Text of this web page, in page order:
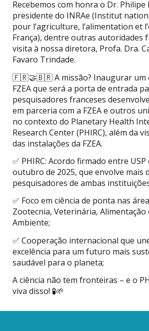
Recebemos com honra o Dr. Philipe
presidente do INRAe (Institut
pour l’agriculture, l’alimentation et
França), dentre outras autoridades
visita à nossa diretora, Profa. Dra.
Favaro Trindade.
🇫🇷🤝🇧🇷 A missão? Inaugurar um
FZEA que será a porta de entrada
pesquisadores franceses
em parceria com a FZEA e outros
no contexto do Planetary Health
Research Center (PHIRC), além da
das instalações da FZEA.
✅ PHIRC: Acordo firmado entre USP
outubro de 2025, que envolve mais
pesquisadores de ambas
✅ Foco em ciência de ponta nas
Zootecnia, Veterinária, Alimentação
Ambiente;
✅ Cooperação internacional que
excelência para um futuro mais
saudável para o planeta;
A ciência não tem fronteiras – e o
viva disso! 🧪🌱